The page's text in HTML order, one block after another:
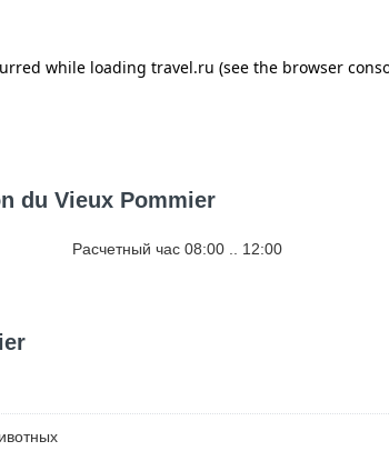
du Vieux Pommier
Расчетный час 08:00 .. 12:00